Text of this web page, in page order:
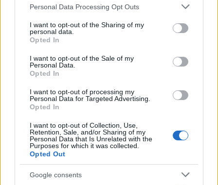
Please note that this website/app uses one or more Google
not limited to your visit or usage behaviour. You may click to
grant or deny consent to Google and its third-party tags to
use your data for below specified purposes in below Google
consent section.
Personal Data Processing Opt Outs
I want to opt-out of the Sharing of my
personal data.
Opted In
I want to opt-out of the Sale of my
Personal Data.
Opted In
I want to opt-out of processing my
Personal Data for Targeted Advertising.
Opted In
I want to opt-out of Collection, Use,
Retention, Sale, and/or Sharing of my
Personal Data that Is Unrelated with the
Purposes for which it was collected.
Opted Out
Google consents
kalandokba keveredni és megelégszik azzal, hogy
minél alaposabb és beavatottabb ismerője és
közvetítője legyen választott zenei világának.
Napjaink pillanatnyi meghökkentésekre építő
ilyen kitartó állandóság. Pláne ha ilyen jók a dalok.
Csada Gergely
a friss lemez: